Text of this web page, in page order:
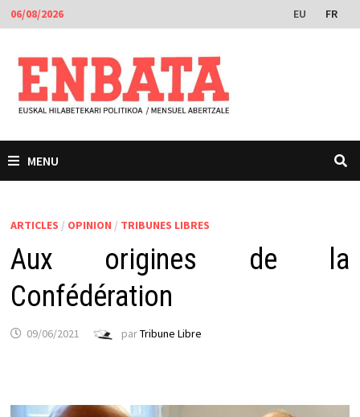
Passer
au
contenu
06/08/2026 EU FR
MENU
ARTICLES / OPINION / TRIBUNES LIBRES
Aux origines de la
Confédération
09/06/2021 parTribune Libre